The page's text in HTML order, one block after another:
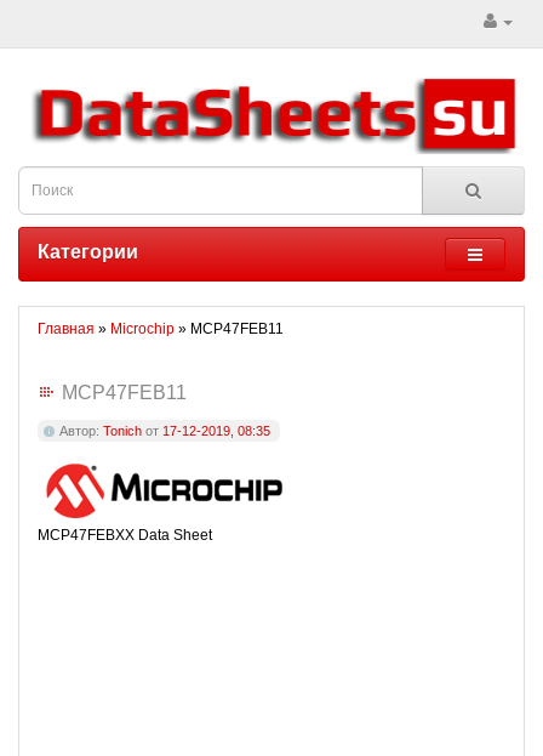
Категории
Главная » Microchip » MCP47FEB11
MCP47FEB11
Автор: Tonich от 17-12-2019, 08:35
MCP47FEBXX Data Sheet